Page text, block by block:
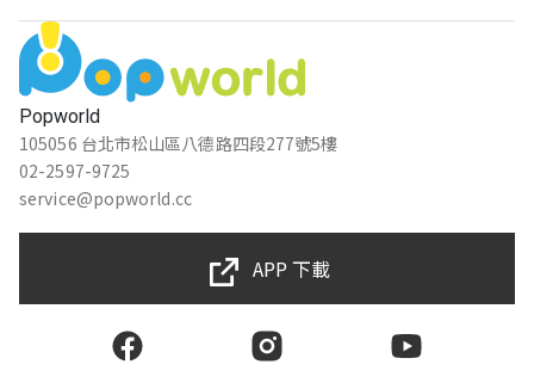
溪山實小張良宇主任
2022-08-18 10:04:36 ★★★★★
方捷
2022-07-29 13:47:53 ★★★★★
Popworld
105056 台北市松山區八德路四段277號5樓
02-2597-9725
service@popworld.cc
APP 下載